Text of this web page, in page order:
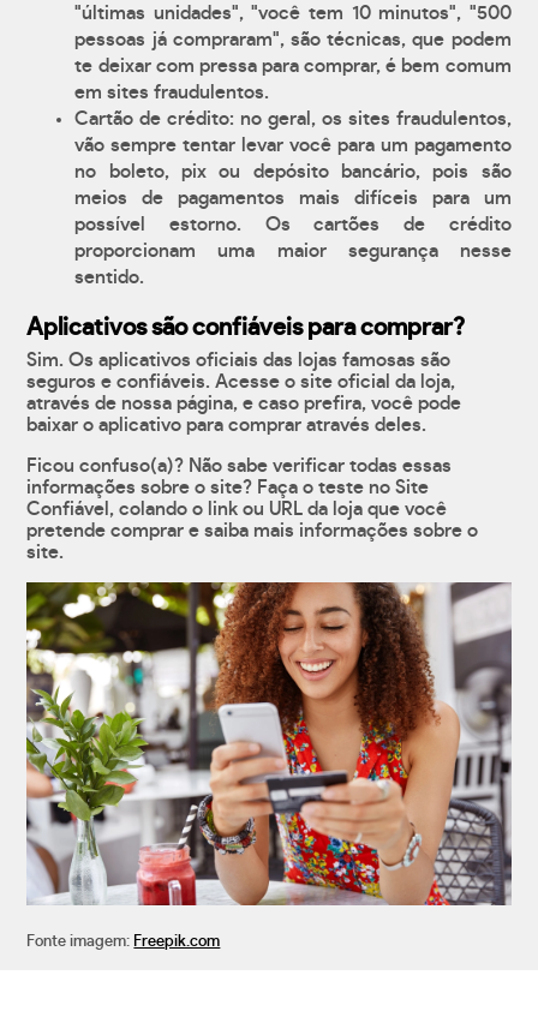
"últimas unidades", "você tem 10 minutos", "500
pessoas já compraram", são técnicas, que podem
te deixar com pressa para comprar, é bem comum
em sites fraudulentos.
Cartão de crédito: no geral, os sites fraudulentos,
vão sempre tentar levar você para um pagamento
no boleto, pix ou depósito bancário, pois são
meios de pagamentos mais difíceis para um
possível estorno. Os cartões de crédito
proporcionam uma maior segurança nesse
sentido.
Aplicativos são confiáveis para comprar?
Sim. Os aplicativos oficiais das lojas famosas são
seguros e confiáveis. Acesse o site oficial da loja,
através de nossa página, e caso prefira, você pode
baixar o aplicativo para comprar através deles.
Ficou confuso(a)? Não sabe verificar todas essas
informações sobre o site? Faça o teste no Site
Confiável, colando o link ou URL da loja que você
pretende comprar e saiba mais informações sobre o
site.
Fonte imagem: Freepik.com